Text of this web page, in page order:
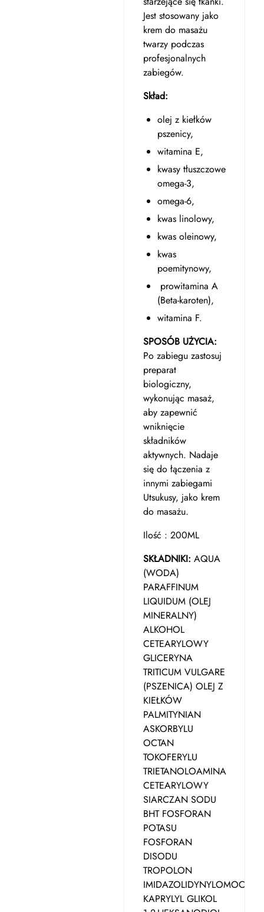
Jest stosowany jako
krem ​​do masażu
twarzy podczas
profesjonalnych
zabiegów.
Skład:
olej z kiełków
pszenicy,
witamina E,
kwasy tłuszczowe
omega-3,
omega-6,
kwas linolowy,
kwas oleinowy,
kwas
poemitynowy,
prowitamina A
(Beta-karoten),
witamina F.
SPOSÓB UŻYCIA:
Po zabiegu zastosuj
preparat
biologiczny,
wykonując masaż,
aby zapewnić
wniknięcie
składników
aktywnych. Nadaje
się do łączenia z
innymi zabiegami
Utsukusy, jako krem ​​
do masażu.
Ilość : 200ML
SKŁADNIKI: AQUA
(WODA)
PARAFFINUM
LIQUIDUM (OLEJ
MINERALNY)
ALKOHOL
CETEARYLOWY
GLICERYNA
TRITICUM VULGARE
(PSZENICA) OLEJ Z
KIEŁKÓW
PALMITYNIAN
ASKORBYLU
OCTAN
TOKOFERYLU
TRIETANOLOAMINA
CETEARYLOWY
SIARCZAN SODU
BHT FOSFORAN
POTASU
FOSFORAN
DISODU
TROPOLON
KAPRYLYL GLIKOL